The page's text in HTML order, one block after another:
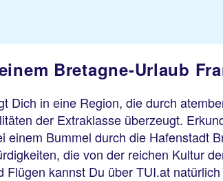
Bretagne-Urlaub
Dich in eine Region, die durch
der Extraklasse überzeugt.
einem Bummel durch die Hafenstadt
die von der reichen Kultur
Flügen kannst Du über TUI.at